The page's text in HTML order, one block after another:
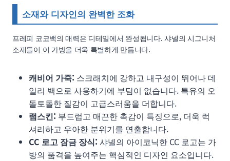
소재와 디자인의 완벽한 조화
프레피 코코백의 매력은 디테일에서 완성됩니다. 샤넬의 시그니처
소재들이 이 가방을 더욱 특별하게 만듭니다.
캐비어 가죽: 스크래치에 강하고 내구성이 뛰어나 데
일리 백으로 사용하기에 부담이 없습니다. 특유의 오
돌토돌한 질감이 고급스러움을 더합니다.
램스킨: 부드럽고 매끈한 촉감이 특징으로, 더욱 럭
셔리하고 우아한 분위기를 연출합니다.
CC 로고 잠금 장식: 샤넬의 아이코닉한 CC 로고는 가
방의 품격을 높여주는 핵심적인 디자인 요소입니다.